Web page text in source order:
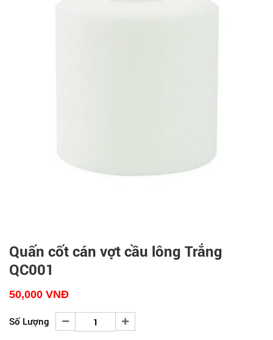
Quấn cốt cán vợt cầu lông Trắng
QC001
50,000 VNĐ
Số Lượng